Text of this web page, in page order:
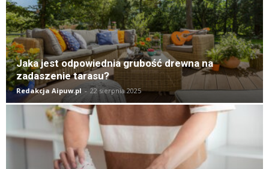
Jaka jest odpowiednia grubość drewna na
zadaszenie tarasu?
Redakcja Aipuw.pl - 22 sierpnia 2025